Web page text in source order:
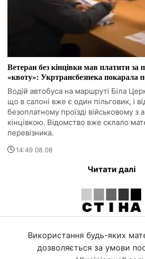
Ветеран без кінцівки мав платити за
«квоту»: Укртрансбезпека покарала
Водій автобуса на маршруті Біла
що в салоні вже є один пільговик, і
безоплатному проїзді військовому з
кінцівкою. Відомство вже склало
перевізника.
14:49 08.08
Читати далі
Використання будь-яких
дозволяється за умови